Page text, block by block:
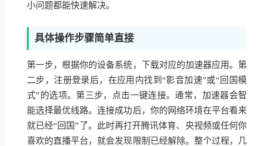
小问题都能快速解决。
具体操作步骤简单直接
第一步，根据你的设备系统，下载对应的加速器应用。第
二步，注册登录后，在应用内找到“影音加速”或“回国模
式”的选项。第三步，点击一键连接。通常，加速器会智
能选择最优线路。连接成功后，你的网络环境在平台看来
就已经“回国”了。此时再打开腾讯体育、央视频或任何你
喜欢的直播平台，就会发现限制已经解除。整个过程，几